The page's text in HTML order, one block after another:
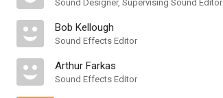
Sound Designer, Supervising Sound Editor
Bob Kellough
Sound Effects Editor
Arthur Farkas
Sound Effects Editor